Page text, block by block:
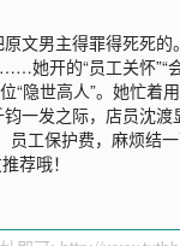
文男主得罪得死死
她开的“员工关怀”“
隐世高人”。她忙着
一发之际，店员沈
员工保护费，麻烦结
荐哦！